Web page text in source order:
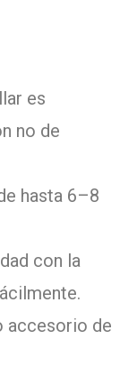
es
no de
hasta 6–8
con la
accesorio de